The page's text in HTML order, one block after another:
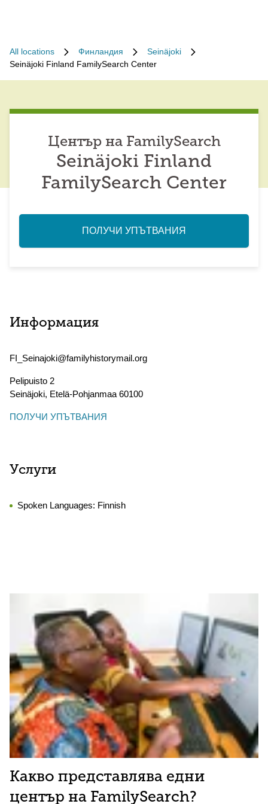
All locations Финландия
Seinäjoki
Seinäjoki Finland FamilySearch Center
Център на FamilySearch
Seinäjoki Finland
FamilySearch Center
ПОЛУЧИ УПЪТВАНИЯ
Информация
FI_Seinajoki@familyhistorymail.org
Pelipuisto 2
Seinäjoki, Etelä-Pohjanmaa 60100
ПОЛУЧИ УПЪТВАНИЯ
Услуги
Spoken Languages: Finnish
Какво представлява едни
център на FamilySearch?